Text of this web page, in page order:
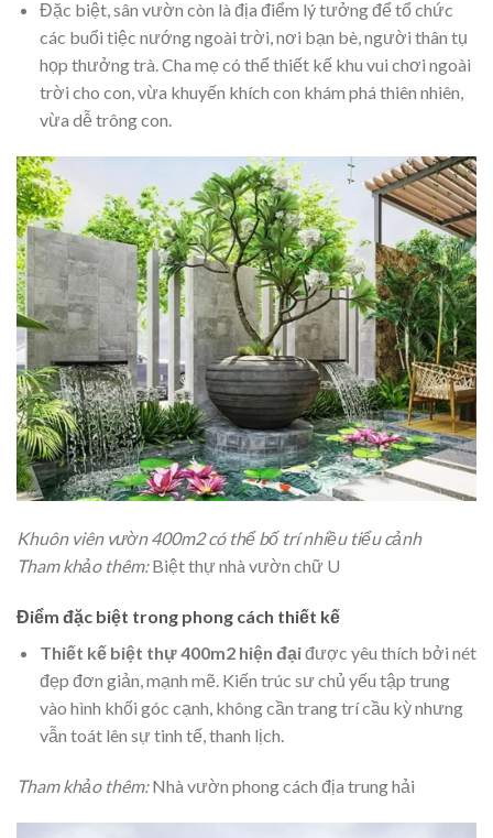
Đặc biệt, sân vườn còn là địa điểm lý tưởng để tổ chức
các buổi tiệc nướng ngoài trời, nơi bạn bè, người thân tụ
họp thưởng trà. Cha mẹ có thể thiết kế khu vui chơi ngoài
trời cho con, vừa khuyến khích con khám phá thiên nhiên,
vừa dễ trông con.
Khuôn viên vườn 400m2 có thể bố trí nhiều tiểu cảnh
Tham khảo thêm:Biệt thự nhà vườn chữ U
Điểm đặc biệt trong phong cách thiết kế
Thiết kế biệt thự 400m2 hiện đạiđược yêu thích bởi nét
đẹp đơn giản, mạnh mẽ. Kiến trúc sư chủ yếu tập trung
vào hình khối góc cạnh, không cần trang trí cầu kỳ nhưng
vẫn toát lên sự tinh tế, thanh lịch.
Tham khảo thêm:Nhà vườn phong cách địa trung hải